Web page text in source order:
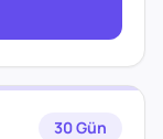
30 Gün